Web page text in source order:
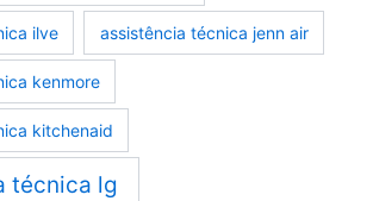
ilve assistência técnica jenn air
kenmore
kitchenaid
técnica lg